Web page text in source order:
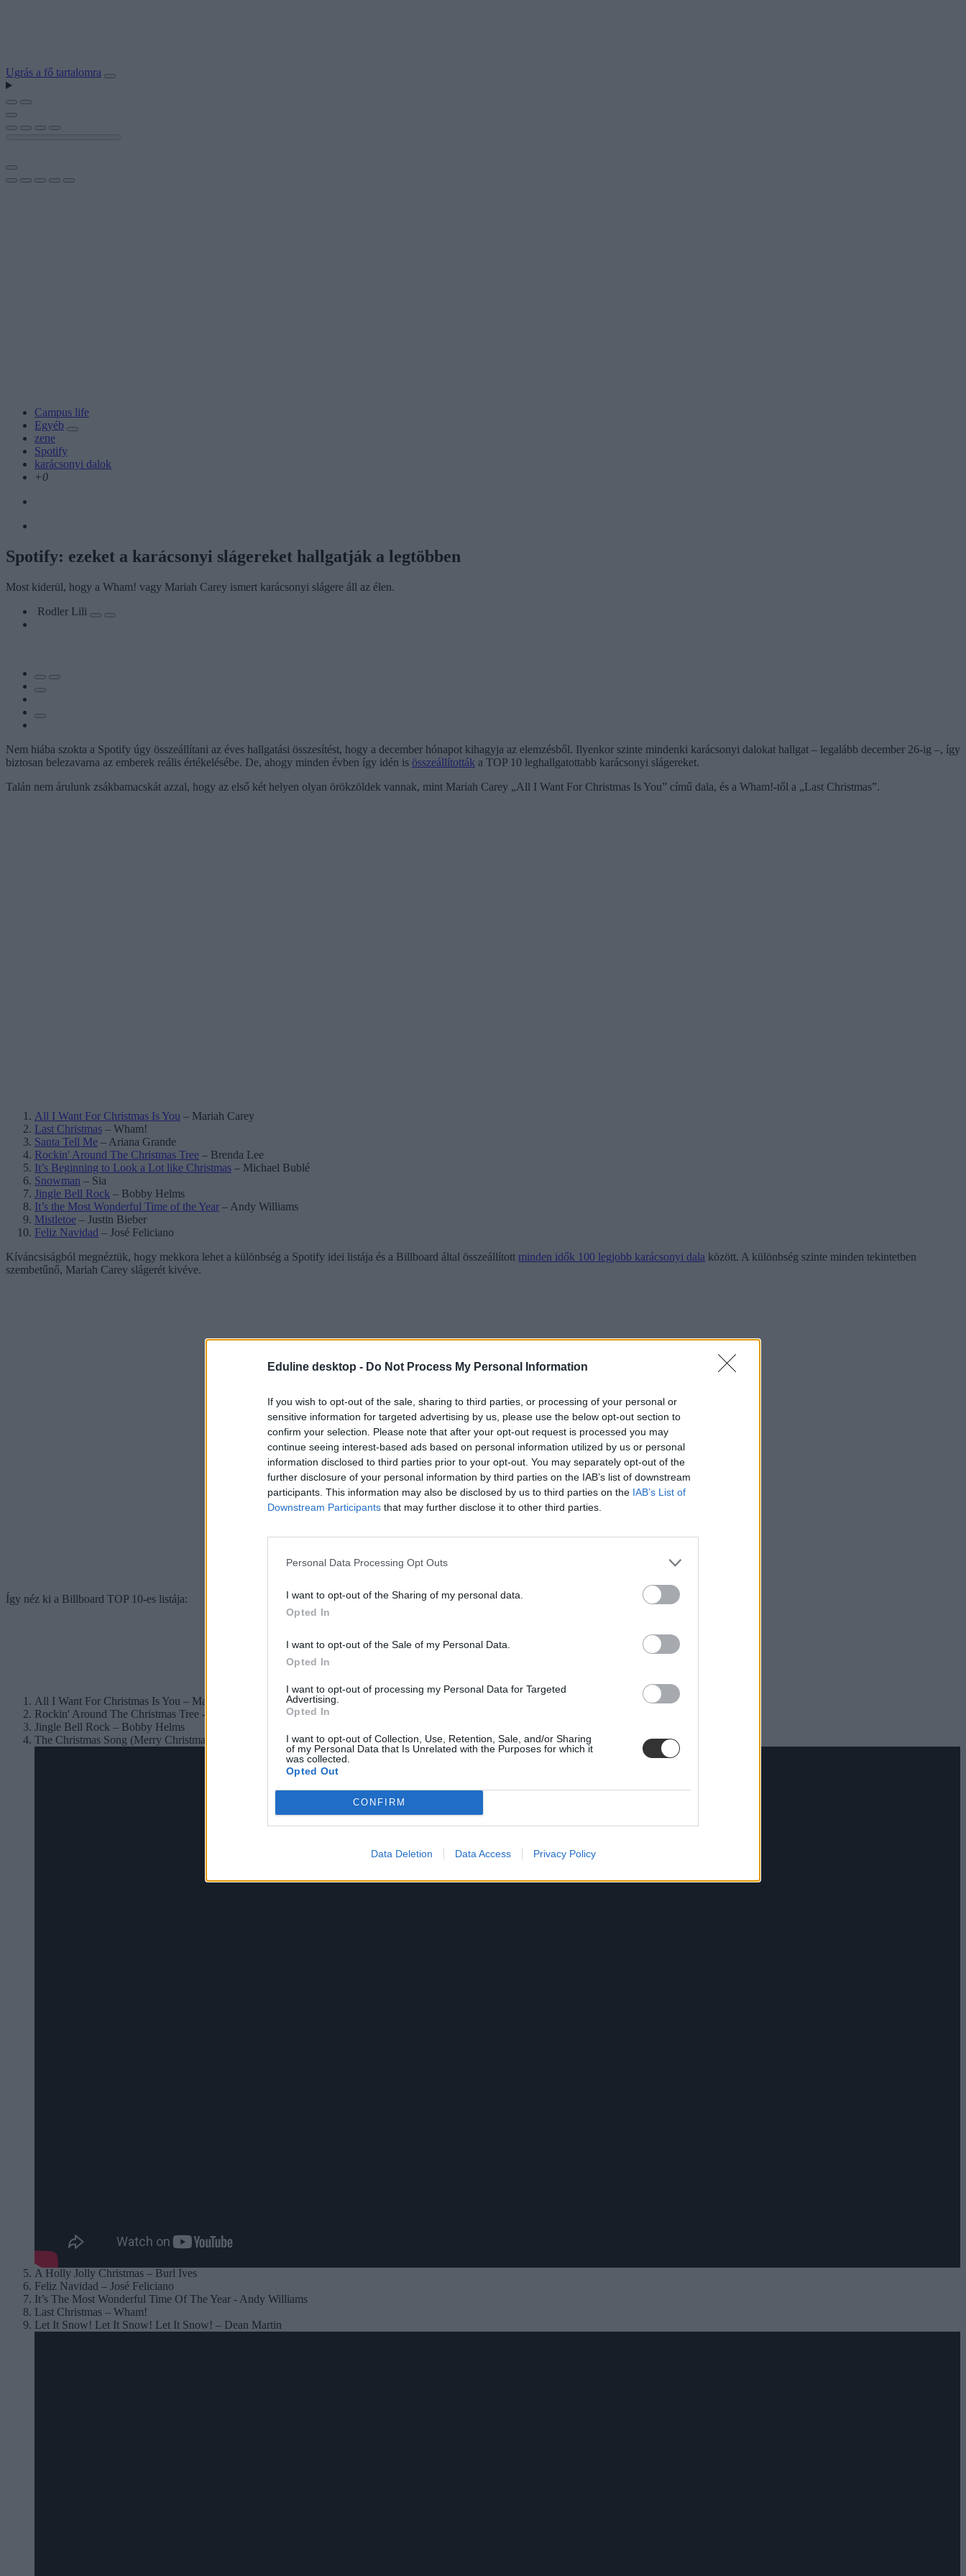
Eduline desktop - Do Not Process My Personal Information
If you wish to opt-out of the sale, sharing to third parties, or processing of your personal or
sensitive information for targeted advertising by us, please use the below opt-out section to
confirm your selection. Please note that after your opt-out request is processed you may
continue seeing interest-based ads based on personal information utilized by us or personal
information disclosed to third parties prior to your opt-out. You may separately opt-out of the
further disclosure of your personal information by third parties on the IAB’s list of downstream
participants. This information may also be disclosed by us to third parties on the IAB’s List of
Downstream Participants that may further disclose it to other third parties.
Personal Data Processing Opt Outs
I want to opt-out of the Sharing of my personal data.
Opted In
I want to opt-out of the Sale of my Personal Data.
Opted In
I want to opt-out of processing my Personal Data for Targeted
Advertising.
Opted In
I want to opt-out of Collection, Use, Retention, Sale, and/or Sharing
of my Personal Data that Is Unrelated with the Purposes for which it
was collected.
Opted Out
CONFIRM
Data Deletion Data Access Privacy Policy
Ugrás a fő tartalomra
Campus life
Egyéb
zene
Spotify
karácsonyi dalok
+0
Spotify: ezeket a karácsonyi slágereket hallgatják a legtöbben
Most kiderül, hogy a Wham! vagy Mariah Carey ismert karácsonyi slágere áll az élen.
Rodler Lili
Nem hiába szokta a Spotify úgy összeállítani az éves hallgatási összesítést, hogy a december hónapot kihagyja az elemzésből. Ilyenkor szinte mindenki karácsonyi dalokat hallgat – legalább december 26-ig –, így
biztosan belezavarna az emberek reális értékelésébe. De, ahogy minden évben így idén is összeállították a TOP 10 leghallgatottabb karácsonyi slágereket.
Talán nem árulunk zsákbamacskát azzal, hogy az első két helyen olyan örökzöldek vannak, mint Mariah Carey „All I Want For Christmas Is You” című dala, és a Wham!-től a „Last Christmas”.
All I Want For Christmas Is You – Mariah Carey
Last Christmas – Wham!
Santa Tell Me – Ariana Grande
Rockin' Around The Christmas Tree – Brenda Lee
It’s Beginning to Look a Lot like Christmas – Michael Bublé
Snowman – Sia
Jingle Bell Rock – Bobby Helms
It’s the Most Wonderful Time of the Year – Andy Williams
Mistletoe – Justin Bieber
Feliz Navidad – José Feliciano
Kíváncsiságból megnéztük, hogy mekkora lehet a különbség a Spotify idei listája és a Billboard által összeállított minden idők 100 legjobb karácsonyi dala között. A különbség szinte minden tekintetben
szembetűnő, Mariah Carey slágerét kivéve.
Így néz ki a Billboard TOP 10-es listája:
All I Want For Christmas Is You – Mariah Carey
Rockin' Around The Christmas Tree - Brenda Lee
Jingle Bell Rock – Bobby Helms
The Christmas Song (Merry Christmas To You) – Nat „King” Cole
A Holly Jolly Christmas – Burl Ives
Feliz Navidad – José Feliciano
It’s The Most Wonderful Time Of The Year - Andy Williams
Last Christmas – Wham!
Let It Snow! Let It Snow! Let It Snow! – Dean Martin